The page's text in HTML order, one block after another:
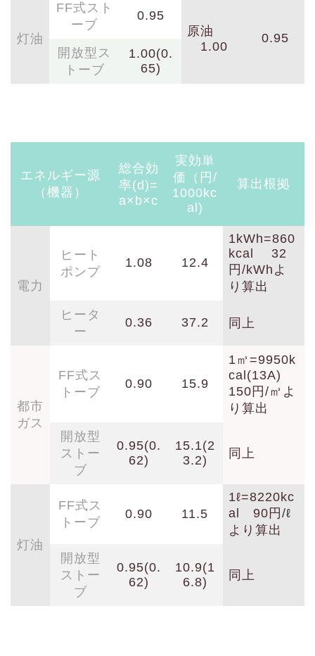
灯油
FF式スト
ーブ
0.95
原油
1.00
0.95
開放型ス
トーブ
1.00(0.
65)
エネルギー源
（機器）
総合効
率(d)=
a×b×c
実効単
価（円/
1000kc
al)
算出根拠
電力
ヒート
ポンプ
1.08 12.4
1kWh=860
kcal 32
円/kWhよ
り算出
ヒータ
ー
0.36 37.2 同上
都市
ガス
FF式ス
トーブ
0.90 15.9
1㎥=9950k
cal(13A)
150円/㎥よ
り算出
開放型
ストー
ブ
0.95(0.
62)
15.1(2
3.2)
同上
灯油
FF式ス
トーブ
0.90 11.5
1ℓ=8220kc
al 90円/ℓ
より算出
開放型
ストー
ブ
0.95(0.
62)
10.9(1
6.8)
同上